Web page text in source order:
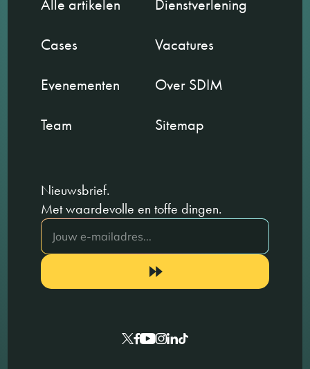
Alle artikelen
Dienstverlening
Cases
Vacatures
Evenementen
Over SDIM
Team
Sitemap
Nieuwsbrief.
Met waardevolle en toffe dingen.